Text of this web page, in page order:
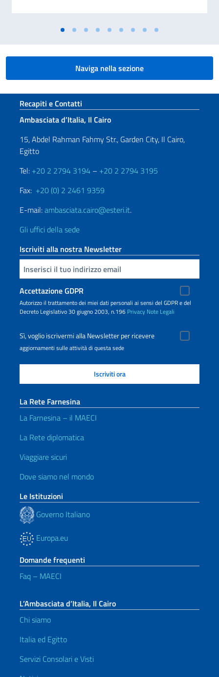
Naviga nella sezione
Sezione footer
Recapiti e Contatti
Ambasciata d’Italia, Il Cairo
15, Abdel Rahman Fahmy Str., Garden City, Il Cairo,
Egitto
Tel: +20 2 2794 3194 – +20 2 2794 3195
Fax: +20 (0) 2 2461 9359
E-mail:ambasciata.cairo@esteri.it.
Gli uffici della sede
Iscriviti alla nostra Newsletter
Inserisci la tua email
Accettazione GDPR
Autorizzo il trattamento dei miei dati personali ai sensi del GDPR e del
Decreto Legislativo 30 giugno 2003, n.196 Privacy Note Legali
Sì, voglio iscrivermi alla Newsletter per ricevere
aggiornamenti sulle attività di questa sede
La Rete Farnesina
La Farnesina – il MAECI
La Rete diplomatica
Viaggiare sicuri
Dove siamo nel mondo
Le Istituzioni
Governo Italiano
Europa.eu
Domande frequenti
Faq – MAECI
L’Ambasciata d’Italia, Il Cairo
Chi siamo
Italia ed Egitto
Servizi Consolari e Visti